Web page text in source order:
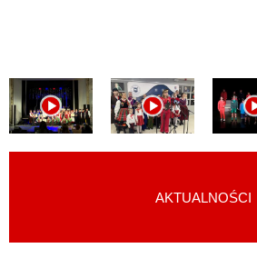
AKTUALNOŚCI